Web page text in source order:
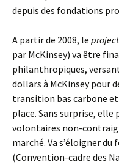
depuis des fondations
A partir de 2008, le
par McKinsey) va être
philanthropiques,
dollars à McKinsey pour
transition bas carbone
place. Sans surprise, elle
volontaires non-
marché. Va s’éloigner
(Convention-cadre des